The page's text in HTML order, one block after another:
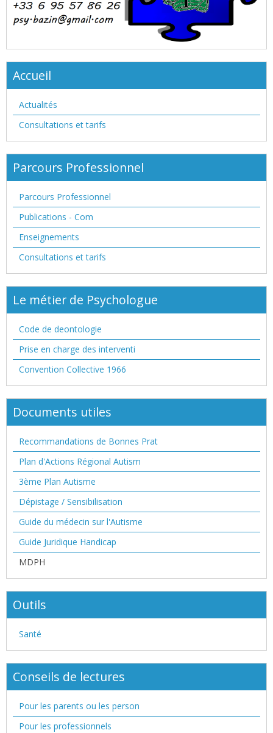
Accueil
Actualités
Consultations et tarifs
Parcours Professionnel
Parcours Professionnel
Publications - Com
Enseignements
Consultations et tarifs
Le métier de Psychologue
Code de deontologie
Prise en charge des interventi
Convention Collective 1966
Documents utiles
Recommandations de Bonnes Prat
Plan d'Actions Régional Autism
3ème Plan Autisme
Dépistage / Sensibilisation
Guide du médecin sur l'Autisme
Guide Juridique Handicap
MDPH
Outils
Santé
Conseils de lectures
Pour les parents ou les person
Pour les professionnels